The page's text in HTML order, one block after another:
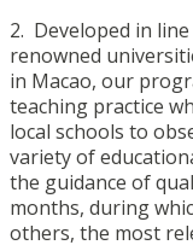
2. Developed in
renowned
in Macao, our
teaching practice
local schools to
variety of
the guidance of
months, during
others, the most